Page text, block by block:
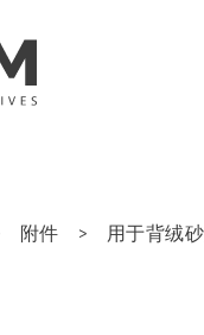
附件 用于背绒